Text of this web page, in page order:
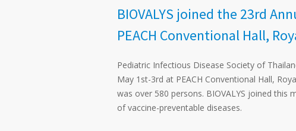
BIOVALYS joined the 23rd
PEACH Conventional Hall,
Pediatric Infectious Disease Society of
May 1 st-3rd at PEACH Conventional Hall,
was over 580 persons. BIOVALYS joined this
of vaccine-preventable diseases.